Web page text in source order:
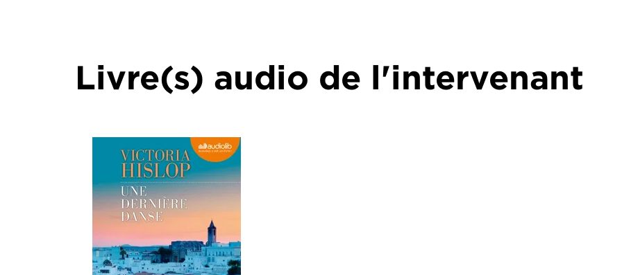
Livre(s) audio de l'intervenant